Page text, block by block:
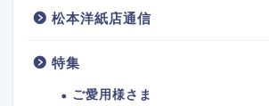
松本洋紙店通信
特集
ご愛用様さま